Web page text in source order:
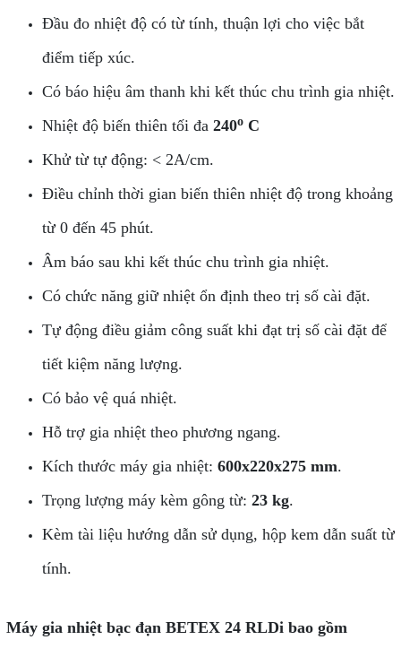
Đầu đo nhiệt độ có từ tính, thuận lợi cho việc bắt
điểm tiếp xúc.
Có báo hiệu âm thanh khi kết thúc chu trình gia nhiệt.
Nhiệt độ biến thiên tối đa 240oC
Khử từ tự động: < 2A/cm.
Điều chỉnh thời gian biến thiên nhiệt độ trong khoảng
từ 0 đến 45 phút.
Âm báo sau khi kết thúc chu trình gia nhiệt.
Có chức năng giữ nhiệt ổn định theo trị số cài đặt.
Tự động điều giảm công suất khi đạt trị số cài đặt để
tiết kiệm năng lượng.
Có bảo vệ quá nhiệt.
Hỗ trợ gia nhiệt theo phương ngang.
Kích thước máy gia nhiệt: 600x220x275 mm.
Trọng lượng máy kèm gông từ: 23 kg.
Kèm tài liệu hướng dẫn sử dụng, hộp kem dẫn suất từ
tính.
Máy gia nhiệt bạc đạn BETEX 24 RLDi bao gồm